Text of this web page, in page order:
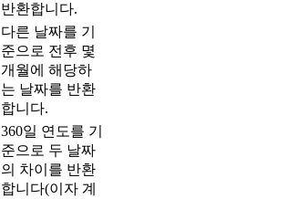
반환합니다.
다른 날짜를 기
준으로 전후 몇
개월에 해당하
는 날짜를 반환
합니다.
360일 연도를 기
준으로 두 날짜
의 차이를 반환
합니다(이자 계